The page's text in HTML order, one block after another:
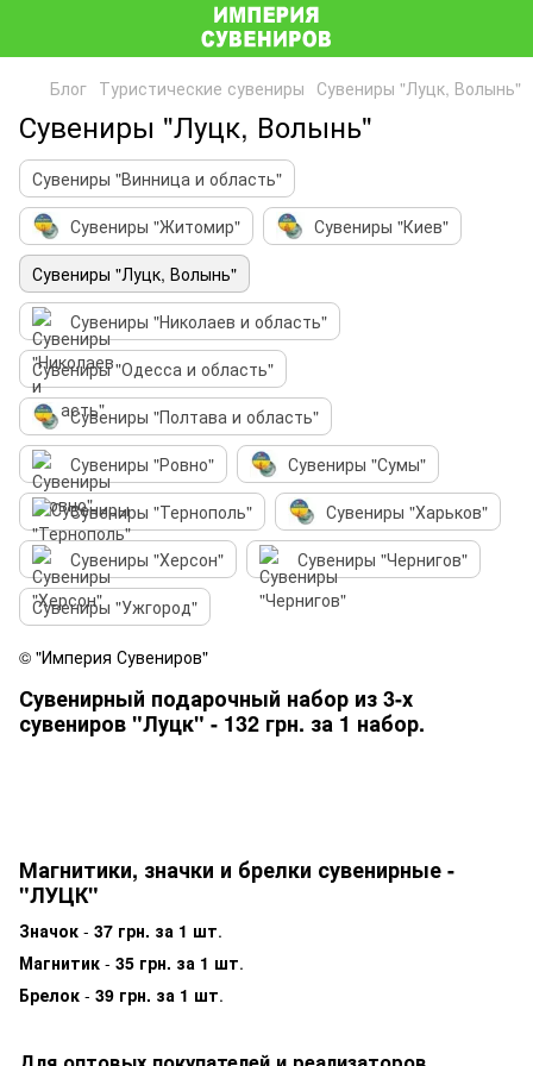
Блог Туристические сувениры Сувениры "Луцк, Волынь"
Сувениры "Луцк, Волынь"
Сувениры "Винница и область"
Сувениры "Житомир"
Сувениры "Киев"
Сувениры "Луцк, Волынь"
Сувениры "Николаев и область"
Сувениры "Одесса и область"
Сувениры "Полтава и область"
Сувениры "Ровно"
Сувениры "Сумы"
Сувениры "Тернополь"
Сувениры "Харьков"
Сувениры "Херсон"
Сувениры "Чернигов"
Сувениры "Ужгород"
© "Империя Сувениров"
Сувенирный подарочный набор из 3-х
сувениров "Луцк" - 132 грн. за 1 набор.
Магнитики, значки и брелки сувенирные -
"ЛУЦК"
Значок - 37 грн. за 1 шт.
Магнитик - 35 грн. за 1 шт.
Брелок - 39 грн. за 1 шт.